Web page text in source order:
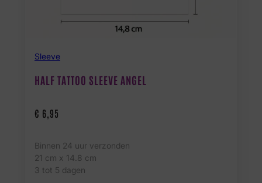
Sleeve
HALF TATTOO SLEEVE ANGEL
€ 6,95
Binnen 24 uur verzonden
21 cm x 14.8 cm
3 tot 5 dagen